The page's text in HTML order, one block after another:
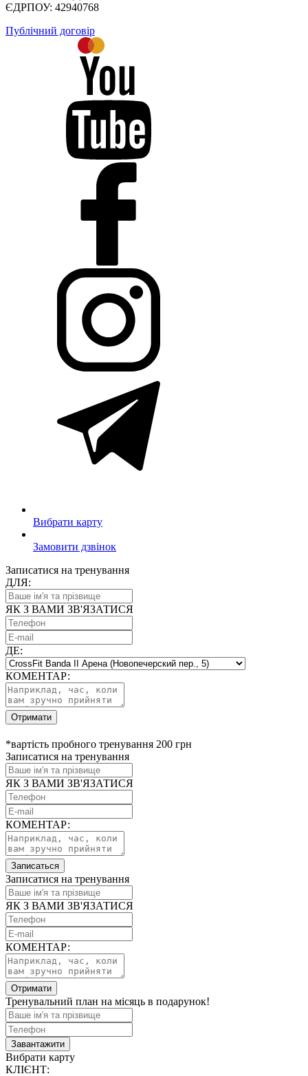
ЄДРПОУ: 42940768
Публічний договір
Вибрати карту
Замовити дзвінок
Записатися на тренування
ДЛЯ:
ЯК З ВАМИ ЗВ'ЯЗАТИСЯ
ДЕ:
КОМЕНТАР:
Отримати
*вартість пробного тренування 200 грн
Записатися на тренування
ЯК З ВАМИ ЗВ'ЯЗАТИСЯ
КОМЕНТАР:
Записаться
Записатися на тренування
ЯК З ВАМИ ЗВ'ЯЗАТИСЯ
КОМЕНТАР:
Отримати
Тренувальний план на місяць в подарунок!
Завантажити
Вибрати карту
КЛІЄНТ: